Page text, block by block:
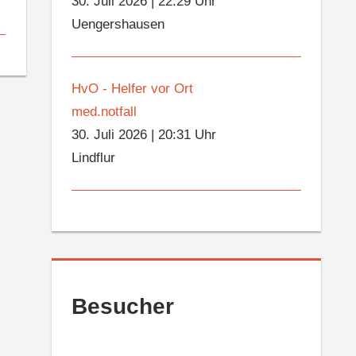
Uengershausen
HvO - Helfer vor Ort
med.notfall
30. Juli 2026 |20:31 Uhr
Lindflur
Besucher